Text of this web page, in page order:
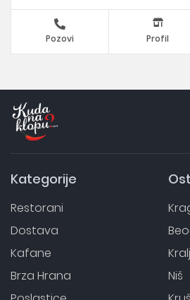
Pozovi Profil
Kategorije
Restorani
Dostava
Kafane
Brza Hrana
Niš